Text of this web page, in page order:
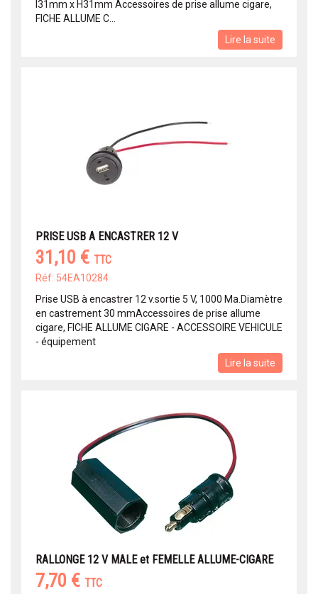
l31mm x H31mm Accessoires de prise allume cigare,
FICHE ALLUME C...
Lire la suite
PRISE USB A ENCASTRER 12 V
31,10 € TTC
Réf: 54EA10284
Prise USB à encastrer 12 v.sortie 5 V, 1000 Ma.Diamètre
en castrement 30 mmAccessoires de prise allume
cigare, FICHE ALLUME CIGARE - ACCESSOIRE VEHICULE
- équipement
Lire la suite
RALLONGE 12 V MALE et FEMELLE ALLUME-CIGARE
7,70 € TTC